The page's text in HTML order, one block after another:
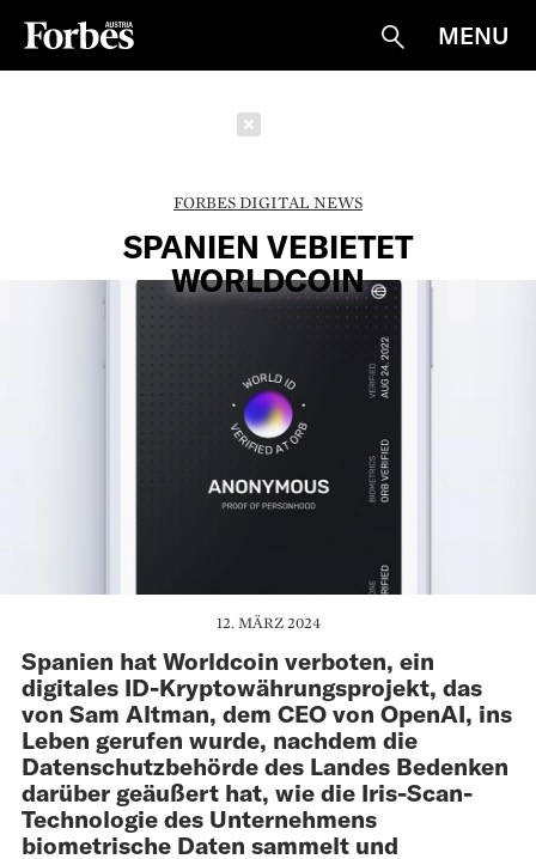
Suche
MENU
FORBES DIGITAL NEWS
SPANIEN VEBIETET
WORLDCOIN
12. MÄRZ 2024
Spanien hat Worldcoin verboten, ein
digitales ID-Kryptowährungsprojekt, das
von Sam Altman, dem CEO von OpenAI, ins
Leben gerufen wurde, nachdem die
Datenschutzbehörde des Landes Bedenken
darüber geäußert hat, wie die Iris-Scan-
Technologie des Unternehmens
biometrische Daten sammelt und